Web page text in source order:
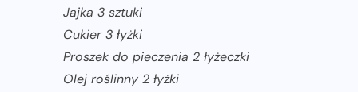
Jajka 3 sztuki
Cukier 3 łyżki
Proszek do pieczenia 2 łyżeczki
Olej roślinny 2 łyżki